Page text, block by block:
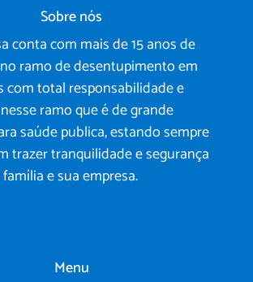
Sobre nós
conta com mais de 15 anos de
ramo de desentupimento em
com total responsabilidade e
ramo que é de grande
saúde publica, estando sempre
trazer tranquilidade e segurança
e sua empresa.
Menu